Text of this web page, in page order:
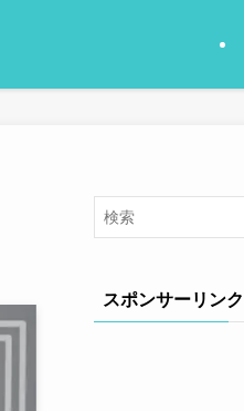
スポンサーリンク